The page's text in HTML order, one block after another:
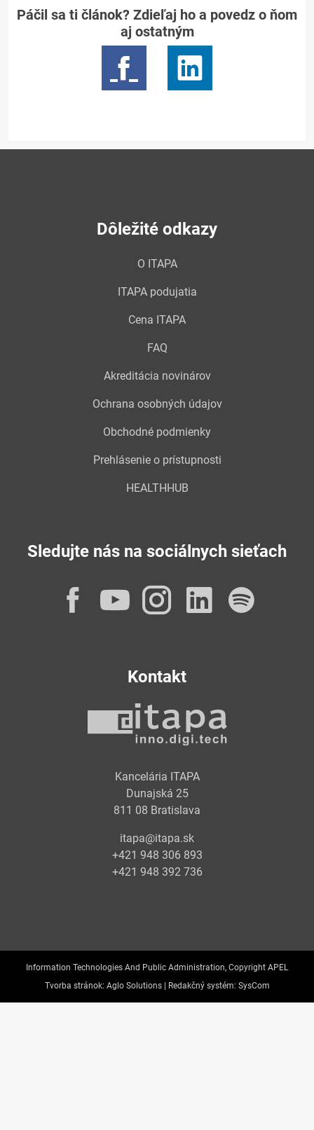
Páčil sa ti článok? Zdieľaj ho a povedz o ňom
aj ostatným
Dôležité odkazy
O ITAPA
ITAPA podujatia
Cena ITAPA
FAQ
Akreditácia novinárov
Ochrana osobných údajov
Obchodné podmienky
Prehlásenie o prístupnosti
HEALTHHUB
Sledujte nás na sociálnych sieťach
Facebook
YouTube
Instagram
Kontakt
Kancelária ITAPA
Dunajská 25
811 08 Bratislava
itapa@itapa.sk
+421 948 306 893
+421 948 392 736
Information Technologies And Public Administration, Copyright APEL
Tvorba stránok: Aglo Solutions | Redakčný systém: SysCom